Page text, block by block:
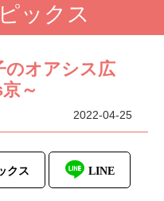
ックス
のオアシス広
～
2022-04-25